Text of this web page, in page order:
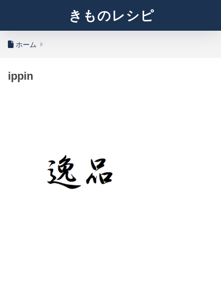
きものレシピ
ホーム
ippin